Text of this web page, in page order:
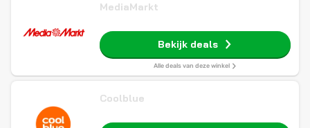
MediaMarkt
Bekijk deals
Alle deals van deze winkel
Coolblue